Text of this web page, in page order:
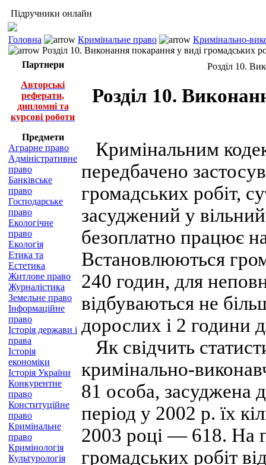
Підручники онлайн
Головна Кримінальне право
Кримінально-
Розділ 10. Виконання покарання у виді громадських
Партнери
Авторські
реферати,
дипломні та
курсові роботи
Предмети
Аграрне право
Адміністративне
право
Банківське
право
Господарське
право
Екологічне
право
Екологія
Етика та
Естетика
Житлове право
Журналістика
Земельне право
Інформаційне
право
Історія держави і
права
Історія
економіки
Історія України
Конкурентне
право
Конституційне
право
Кримінальне
право
Кримінологія
Культурологія
Розділ 10.
Розділ 10.
Кримінальним
передбачено
громадських робіт,
засуджений у
безоплатно працює
Встановлюються
240 годин, для
відбуваються не
дорослих і 2 години
Як свідчить
кримінально-
81 особа, засуджена
період у 2002 р. їх
2003 році — 618. На
громадських робіт